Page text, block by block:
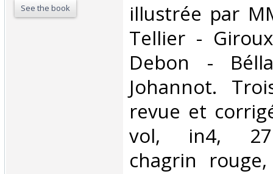
See the book
‎illustrée par
Tellier -
Debon -
Johannot.
revue et
vol, in4,
chagrin